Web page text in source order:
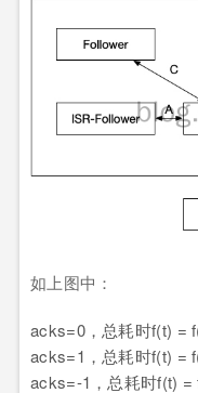
如上图中：
acks=0，总耗时f(t) =
acks=1，总耗时f(t) =
acks=-1，总耗时f(t) =